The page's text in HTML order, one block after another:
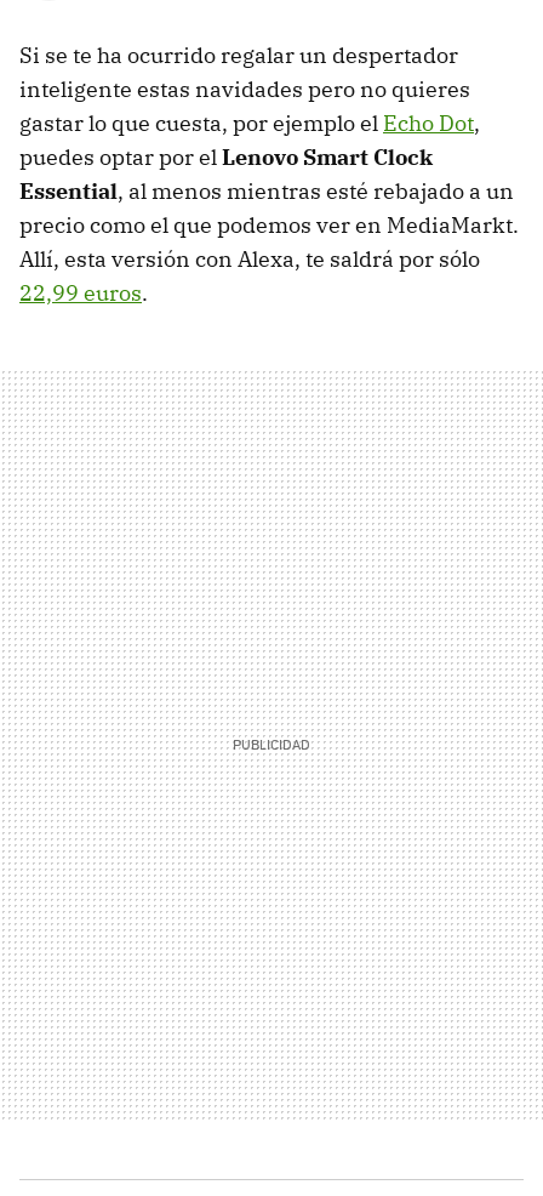
Si se te ha ocurrido regalar un despertador
inteligente estas navidades pero no quieres
gastar lo que cuesta, por ejemplo el Echo Dot,
puedes optar por elLenovo Smart Clock
Essential, al menos mientras esté rebajado a un
precio como el que podemos ver en MediaMarkt.
Allí, esta versión con Alexa, te saldrá por sólo
22,99 euros.